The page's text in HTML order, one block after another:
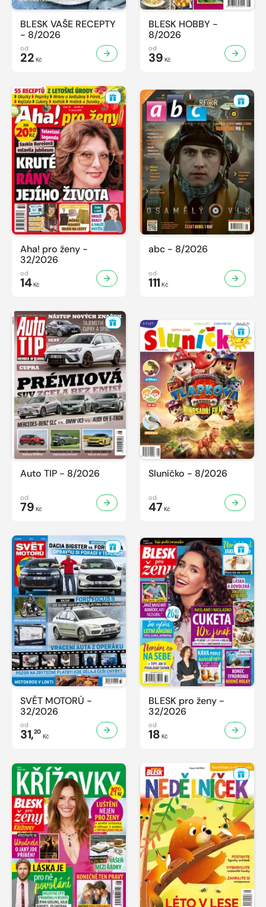
BLESK VAŠE RECEPTY
- 8/2026
od
22 Kč
BLESK HOBBY -
8/2026
od
39 Kč
Aha! pro ženy -
32/2026
od
14Kč
abc - 8/2026
od
111 Kč
Auto TIP - 8/2026
od
79 Kč
Sluníčko - 8/2026
od
47 Kč
SVĚT MOTORŮ -
32/2026
od
31,20
Kč
BLESK pro ženy -
32/2026
od
18 Kč